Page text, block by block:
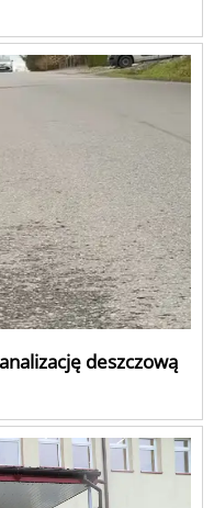
deszczową